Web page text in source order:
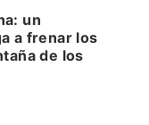
un
a frenar los
de los